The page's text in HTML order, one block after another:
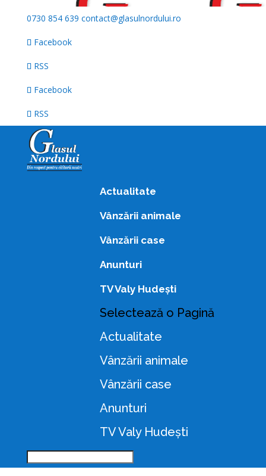
0730 854 639 contact@glasulnordului.ro
Facebook
RSS
Facebook
RSS
Actualitate
Vânzării animale
Vânzării case
Anunturi
TV Valy Hudești
Selectează o Pagină
Actualitate
Vânzării animale
Vânzării case
Anunturi
TV Valy Hudești